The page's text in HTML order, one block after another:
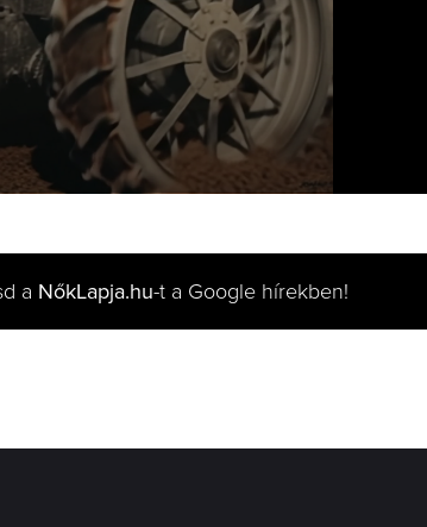
a NőkLapja.hu-t a Google hírekben!